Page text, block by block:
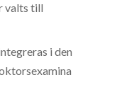
valts till
i den